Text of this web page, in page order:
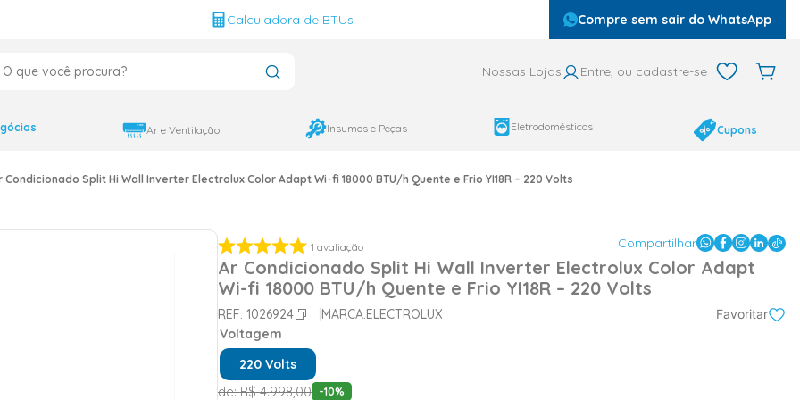
Calculadora de BTUs Compre sem sair do WhatsApp
Nossas Lojas Entre, ou cadastre-se
Ar e Ventilação Insumos e Peças Eletrodomésticos Cupons
Condicionado Split Hi Wall Inverter Electrolux Color Adapt Wi-fi 18000 BTU/h Quente e Frio YI18R – 220 Volts
1 avaliação Compartilhar
Ar Condicionado Split Hi Wall Inverter Electrolux Color Adapt
Wi-fi 18000 BTU/h Quente e Frio YI18R – 220 Volts
REF: 1026924 MARCA:ELECTROLUX Favoritar
Voltagem
220 Volts
de:R$ 4.998,00 -10%